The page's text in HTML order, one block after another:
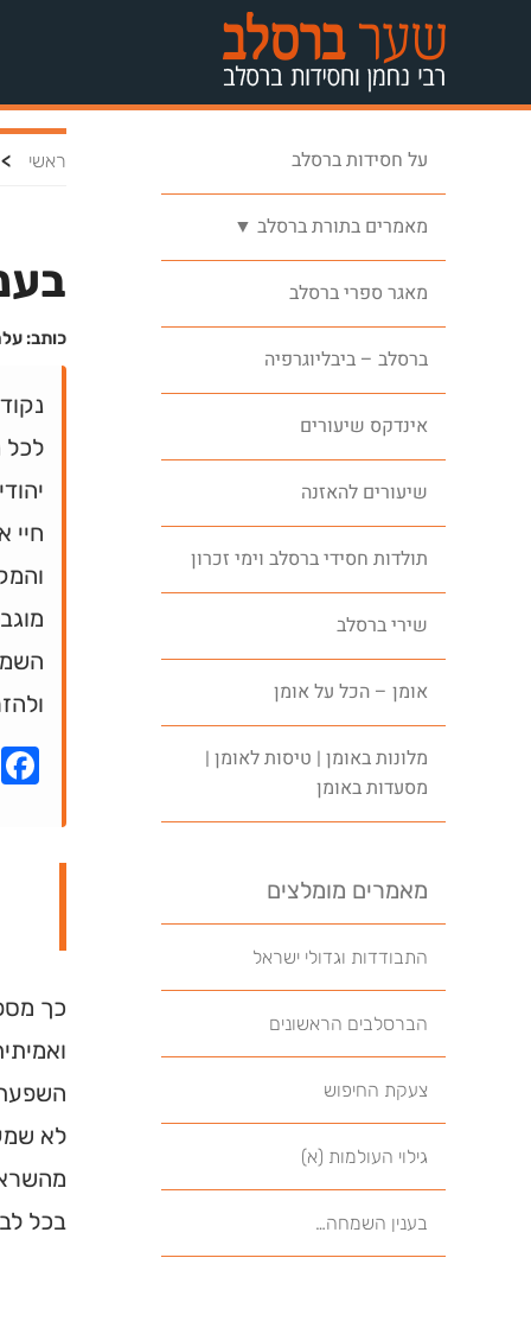
על חסידות ברסלב
מאמרים בתורת ברסלב ▼
מאגר ספרי ברסלב
ברסלב – ביבליוגרפיה
אינדקס שיעורים
שיעורים להאזנה
תולדות חסידי ברסלב וימי זכרון
שירי ברסלב
אומן – הכל על אומן
מלונות באומן | טיסות לאומן |
מסעדות באומן
מאמרים מומלצים
התבודדות וגדולי ישראל
הברסלבים הראשונים
צעקת החיפוש
גילוי העולמות (א)
בענין השמחה…
ראשי >
כותב:
לכל
חיי
כך
השפעת
לא
בכל